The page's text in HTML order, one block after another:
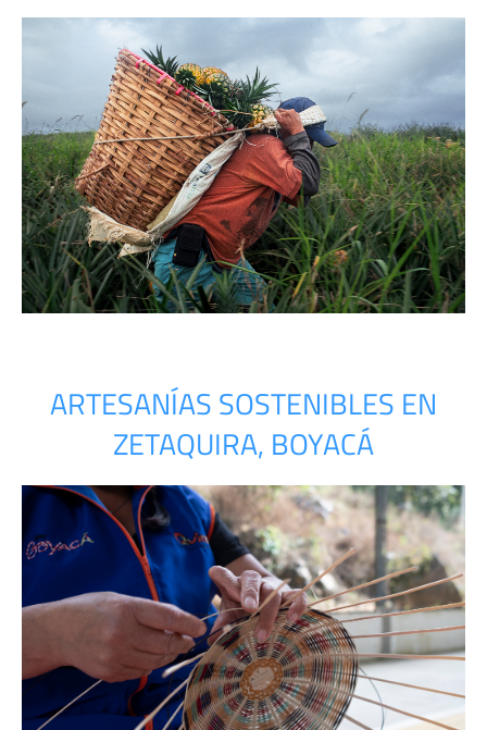
ARTESANÍAS SOSTENIBLES EN
ZETAQUIRA, BOYACÁ